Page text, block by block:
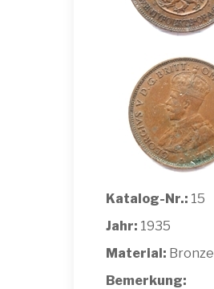
Katalog-Nr.: 15
Jahr: 1935
Material: Bronze
Bemerkung: